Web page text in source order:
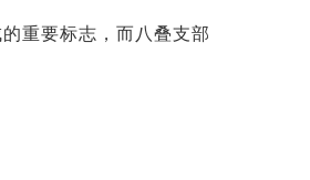
重要标志，而八叠支部